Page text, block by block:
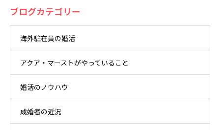
ブログカテゴリー
海外駐在員の婚活
アクア・マーストがやっていること
婚活のノウハウ
成婚者の近況